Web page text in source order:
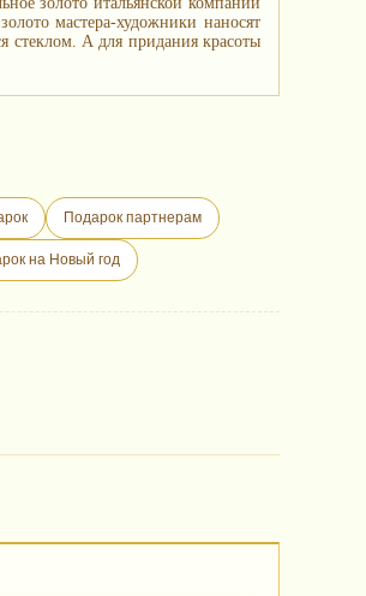
мастера-художники наносят
стеклом. А для придания красоты
Подарок партнерам
на Новый год